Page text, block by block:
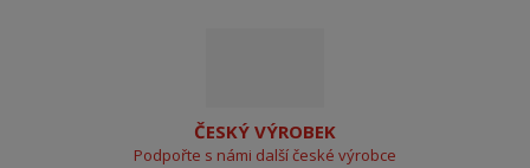
ČESKÝ VÝROBEK
Podpořte s námi další české výrobce